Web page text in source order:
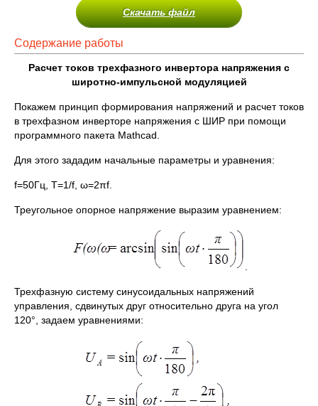
Скачать файл
Содержание работы
Расчет токов трехфазного инвертора напряжения с
широтно-импульсной модуляцией
Покажем принцип формирования напряжений и расчет токов
в трехфазном инверторе напряжения с ШИР при помощи
программного пакета Mathcad.
Для этого зададим начальные параметры и уравнения:
f=50Гц, Т=1/f, ω=2πf.
Треугольное опорное напряжение выразим уравнением:
Трехфазную систему синусоидальных напряжений
управления, сдвинутых друг относительно друга на угол
120°, задаем уравнениями: